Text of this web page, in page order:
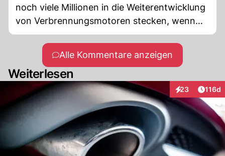
noch viele Millionen in die Weiterentwicklung
von Verbrennungsmotoren stecken, wenn
Elektro doch eindeutig die Zukunft ist..
Alle Kommentare anzeigen
Weiterlesen
23
Interaktionen
116d